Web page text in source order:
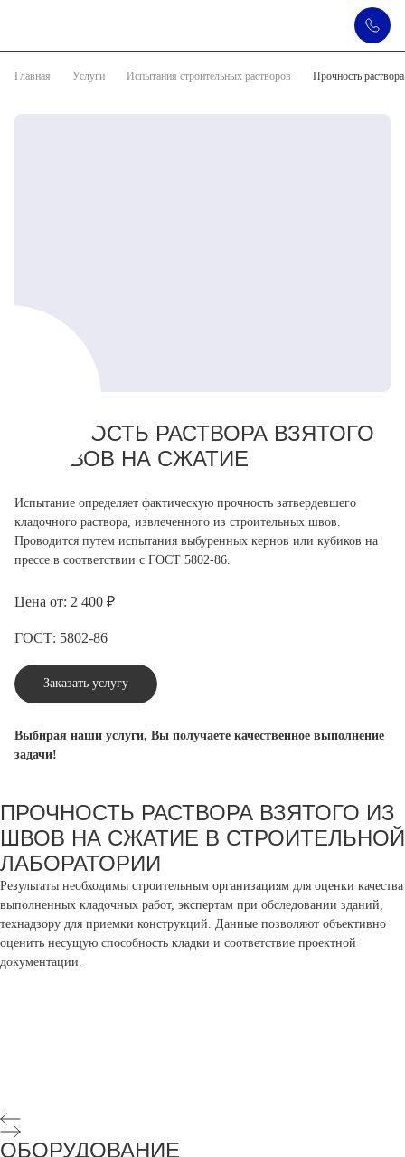
Главная Услуги Испытания строительных растворов Прочность
ПРОЧНОСТЬ РАСТВОРА ВЗЯТОГО
ИЗ ШВОВ НА СЖАТИЕ
Цена от: 2 400 ₽
Испытание определяет фактическую прочность затвердевшего
кладочного раствора, извлеченного из строительных швов.
Проводится путем испытания выбуренных кернов или кубиков на
прессе в соответствии с ГОСТ 5802-86.
ГОСТ: 5802-86
Заказать услугу
Выбирая наши услуги, Вы получаете качественное выполнение
задачи!
ПРОЧНОСТЬ РАСТВОРА ВЗЯТОГО ИЗ
ШВОВ НА СЖАТИЕ В СТРОИТЕЛЬНОЙ
ЛАБОРАТОРИИ
Результаты необходимы строительным организациям для оценки качества
выполненных кладочных работ, экспертам при обследовании зданий,
технадзору для приемки конструкций. Данные позволяют объективно
оценить несущую способность кладки и соответствие проектной
документации.
ОБОРУДОВАНИЕ